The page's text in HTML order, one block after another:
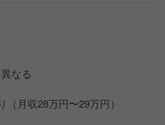
なる
月収28万円〜29万円）